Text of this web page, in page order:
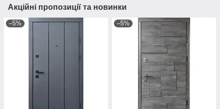
Акційні пропозиції та новинки
–5% –5%